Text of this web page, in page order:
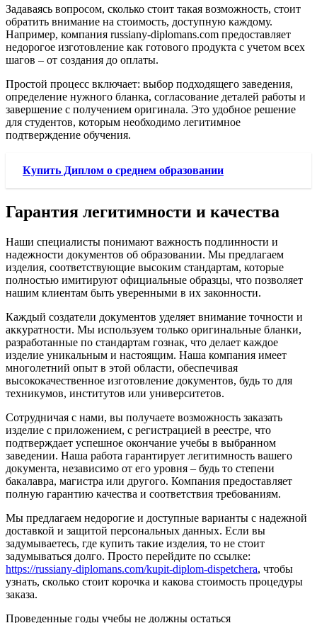
Задаваясь вопросом, сколько стоит такая возможность, стоит
обратить внимание на стоимость, доступную каждому.
Например, компания russiany-diplomans.com предоставляет
недорогое изготовление как готового продукта с учетом всех
шагов – от создания до оплаты.
Простой процесс включает: выбор подходящего заведения,
определение нужного бланка, согласование деталей работы и
завершение с получением оригинала. Это удобное решение
для студентов, которым необходимо легитимное
подтверждение обучения.
Купить Диплом о среднем образовании
Гарантия легитимности и качества
Наши специалисты понимают важность подлинности и
надежности документов об образовании. Мы предлагаем
изделия, соответствующие высоким стандартам, которые
полностью имитируют официальные образцы, что позволяет
нашим клиентам быть уверенными в их законности.
Каждый создатели документов уделяет внимание точности и
аккуратности. Мы используем только оригинальные бланки,
разработанные по стандартам гознак, что делает каждое
изделие уникальным и настоящим. Наша компания имеет
многолетний опыт в этой области, обеспечивая
высококачественное изготовление документов, будь то для
техникумов, институтов или университетов.
Сотрудничая с нами, вы получаете возможность заказать
изделие с приложением, с регистрацией в реестре, что
подтверждает успешное окончание учебы в выбранном
заведении. Наша работа гарантирует легитимность вашего
документа, независимо от его уровня – будь то степени
бакалавра, магистра или другого. Компания предоставляет
полную гарантию качества и соответствия требованиям.
Мы предлагаем недорогие и доступные варианты с надежной
доставкой и защитой персональных данных. Если вы
задумываетесь, где купить такие изделия, то не стоит
задумываться долго. Просто перейдите по ссылке:
https://russiany-diplomans.com/kupit-diplom-dispetchera, чтобы
узнать, сколько стоит корочка и какова стоимость процедуры
заказа.
Проведенные годы учебы не должны остаться